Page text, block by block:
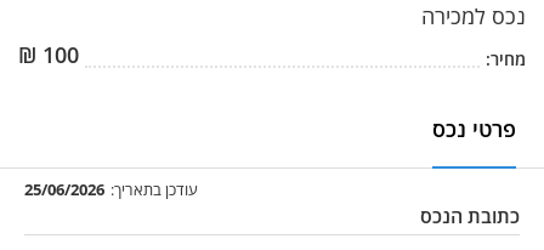
נכס למכירה
מחיר: 100
₪
פרטי נכס
עודכן בתאריך: 25/06/2026
כתובת הנכס